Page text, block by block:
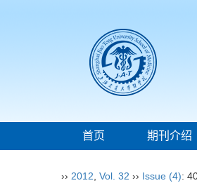
首页 期刊介绍
›› 2012 Vol. 32 ›› Issue (4):